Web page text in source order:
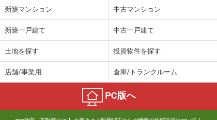
新築マンション 中古マンション
新築一戸建て 中古一戸建て
土地を探す 投資物件を探す
店舗/事業用 倉庫/トランクルーム
PC版へ